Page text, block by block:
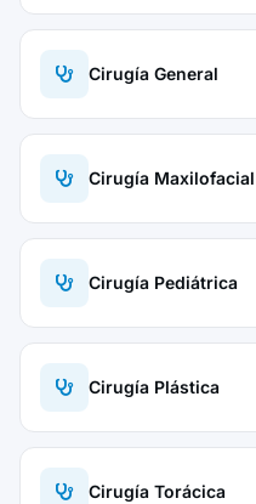
Cirugía General
Cirugía Maxilofacial
Cirugía Pediátrica
Cirugía Plástica
Cirugía Torácica